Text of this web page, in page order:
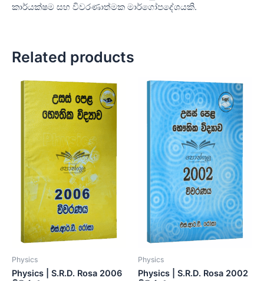
කාර්යක්ෂම සහ විවරණාත්මක මාර්ගෝපදේශයකි.
Related products
Physics
Physics | S.R.D. Rosa 2006
Physics
Physics | S.R.D. Rosa 2002